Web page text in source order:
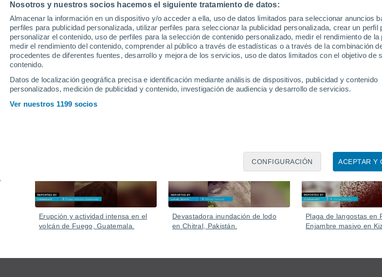
Nosotros y nuestros socios hacemos el siguiente tratamiento de datos:
Almacenar la información en un dispositivo y/o acceder a ella, uso de datos limitados para seleccionar anuncios
perfiles para publicidad personalizada, utilizar perfiles para seleccionar la publicidad personalizada, crear un perfil
personalizar el contenido, uso de perfiles para la selección de contenido personalizado, medir el rendimiento de la
medir el rendimiento del contenido, comprender al público a través de estadísticas o a través de la combinación
procedentes de diferentes fuentes, desarrollo y mejora de los servicios, uso de datos limitados con el objetivo de
contenido.
Datos de localización geográfica precisa e identificación mediante análisis de dispositivos, publicidad y contenido
personalizados, medición de publicidad y contenido, investigación de audiencia y desarrollo de servicios.
Ver nuestros 1199 socios
ACEPTAR Y
CONFIGURACIÓN
¡Un meteoro muy brillante ilumina los cielos de
Santa Catarina, Brasil! Este bólido pertenece
lluvia de estrellas las líridas
El increíble fenóneno iluminó el cielo nocturno en Río Grande del Sur, Brasil. Según Carlos Fernando
Vídeos
Erupción y actividad intensa en el
volcán de Fuego, Guatemala.
Devastadora inundación de lodo
en Chitral, Pakistán.
Plaga de langostas en
Enjambre masivo en